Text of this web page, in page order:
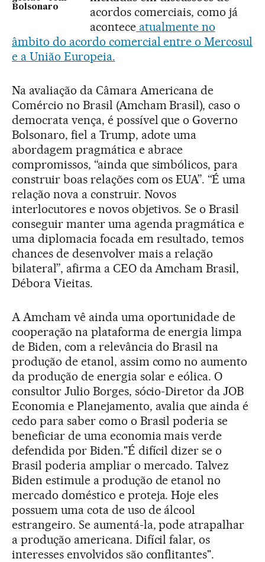
Bolsonaro
acordos comerciais, como já
aconteceatualmente no
âmbito do acordo comercial entre o Mercosul
e a União Europeia.
Na avaliação da Câmara Americana de
Comércio no Brasil (Amcham Brasil), caso o
democrata vença, é possível que o Governo
Bolsonaro, fiel a Trump, adote uma
abordagem pragmática e abrace
compromissos, “ainda que simbólicos, para
construir boas relações com os EUA”. “É uma
relação nova a construir. Novos
interlocutores e novos objetivos. Se o Brasil
conseguir manter uma agenda pragmática e
uma diplomacia focada em resultado, temos
chances de desenvolver mais a relação
bilateral”, afirma a CEO da Amcham Brasil,
Débora Vieitas.
A Amcham vê ainda uma oportunidade de
cooperação na plataforma de energia limpa
de Biden, com a relevância do Brasil na
produção de etanol, assim como no aumento
da produção de energia solar e eólica. O
consultor Julio Borges, sócio-Diretor da JOB
Economia e Planejamento, avalia que ainda é
cedo para saber como o Brasil poderia se
beneficiar de uma economia mais verde
defendida por Biden."É difícil dizer se o
Brasil poderia ampliar o mercado. Talvez
Biden estimule a produção de etanol no
mercado doméstico e proteja. Hoje eles
possuem uma cota de uso de álcool
estrangeiro. Se aumentá-la, pode atrapalhar
a produção americana. Difícil falar, os
interesses envolvidos são conflitantes".